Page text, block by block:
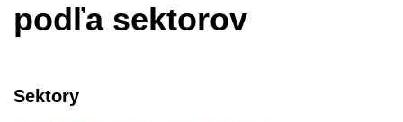
podľa sektorov
Sektory